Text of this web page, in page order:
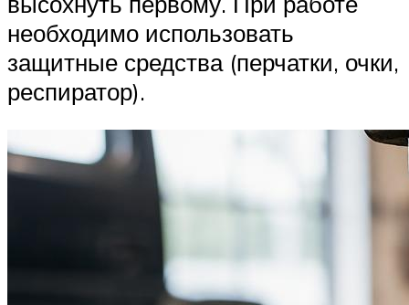
необходимо использовать
защитные средства (перчатки, очки,
респиратор).